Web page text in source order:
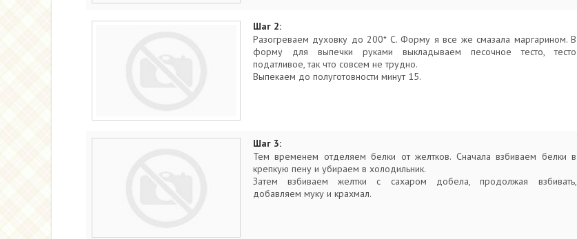
Шаг 2:
Разогреваем духовку до 200* С. Форму я все же смазала маргарином. В
форму для выпечки руками выкладываем песочное тесто, тесто
податливое, так что совсем не трудно.
Выпекаем до полуготовности минут 15.
Шаг 3:
Тем временем отделяем белки от желтков. Сначала взбиваем белки в
крепкую пену и убираем в холодильник.
Затем взбиваем желтки с сахаром добела, продолжая взбивать,
добавляем муку и крахмал.